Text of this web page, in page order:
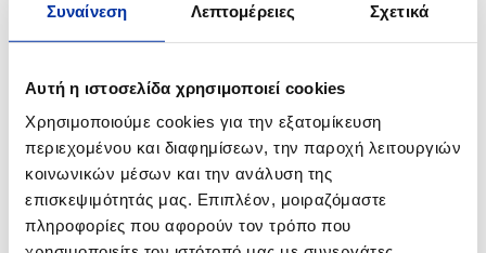
Συναίνεση Λεπτομέρειες Σχετικά
Αυτή η ιστοσελίδα χρησιμοποιεί cookies
Χρησιμοποιούμε cookies για την εξατομίκευση
περιεχομένου και διαφημίσεων, την παροχή λειτουργιών
κοινωνικών μέσων και την ανάλυση της
επισκεψιμότητάς μας. Επιπλέον, μοιραζόμαστε
πληροφορίες που αφορούν τον τρόπο που
08.12.2021
Ενημέρωση για τις Βιομηχανικές Εγκαταστάσεις Ελευσίνας
08.10.2021
Ανακοίνωση - Βιομηχανικές Εγκαταστάσεις Ελευσίνας